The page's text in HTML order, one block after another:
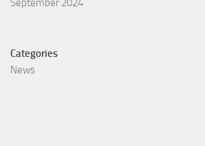
September 2024
Categories
News